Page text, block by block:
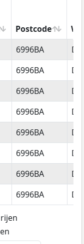
Postcode
Postcode
6996BA
6996BA
6996BA
6996BA
6996BA
6996BA
6996BA
6996BA